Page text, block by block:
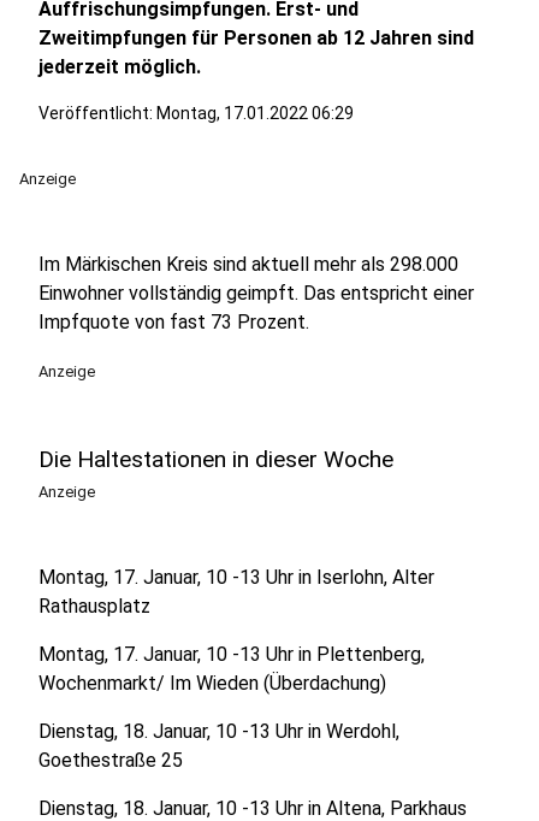
Auffrischungsimpfungen. Erst- und
Zweitimpfungen für Personen ab 12 Jahren sind
jederzeit möglich.
Veröffentlicht: Montag, 17.01.2022 06:29
Anzeige
Im Märkischen Kreis sind aktuell mehr als 298.000
Einwohner vollständig geimpft. Das entspricht einer
Impfquote von fast 73 Prozent.
Anzeige
Die Haltestationen in dieser Woche
Anzeige
Montag, 17. Januar, 10 -13 Uhr in Iserlohn, Alter
Rathausplatz
Montag, 17. Januar, 10 -13 Uhr in Plettenberg,
Wochenmarkt/ Im Wieden (Überdachung)
Dienstag, 18. Januar, 10 -13 Uhr in Werdohl,
Goethestraße 25
Dienstag, 18. Januar, 10 -13 Uhr in Altena, Parkhaus